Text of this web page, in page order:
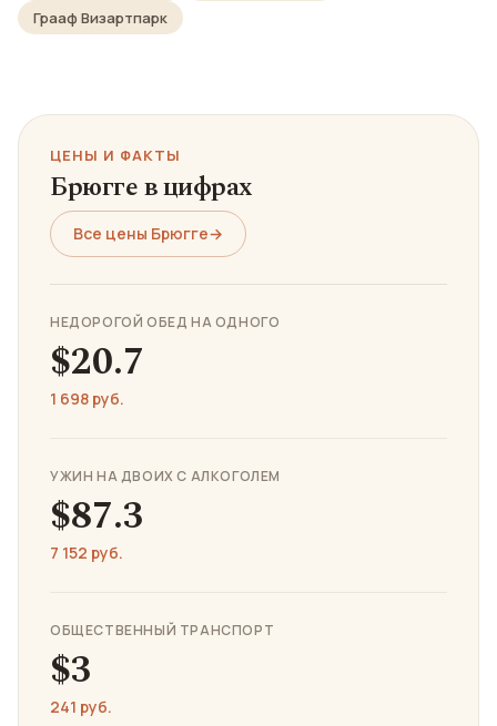
Грааф Визартпарк
ЦЕНЫ И ФАКТЫ
Брюгге в цифрах
Все цены Брюгге→
НЕДОРОГОЙ ОБЕД НА ОДНОГО
$20.7
1 698 руб.
УЖИН НА ДВОИХ С АЛКОГОЛЕМ
$87.3
7 152 руб.
ОБЩЕСТВЕННЫЙ ТРАНСПОРТ
$3
241 руб.